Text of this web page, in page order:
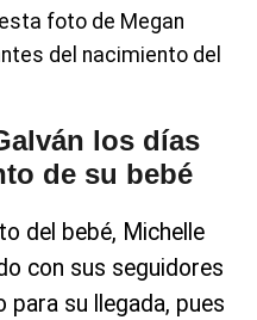
foto de Megan
del nacimiento del
los días
de su bebé
del bebé, Michelle
con sus seguidores
para su llegada, pues